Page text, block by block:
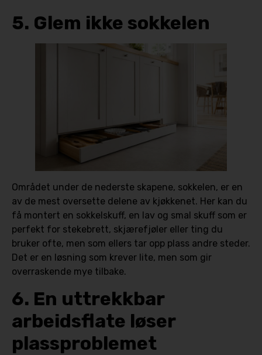
5. Glem ikke sokkelen
Området under de nederste skapene, sokkelen, er en
av de mest oversette delene av kjøkkenet. Her kan du
få montert en sokkelskuff, en lav og smal skuff som er
perfekt for stekebrett, skjærefjøler eller ting du
bruker ofte, men som ellers tar opp plass andre steder.
Det er en løsning som krever lite, men som gir
overraskende mye tilbake.
6. En uttrekkbar
arbeidsflate løser
plassproblemet